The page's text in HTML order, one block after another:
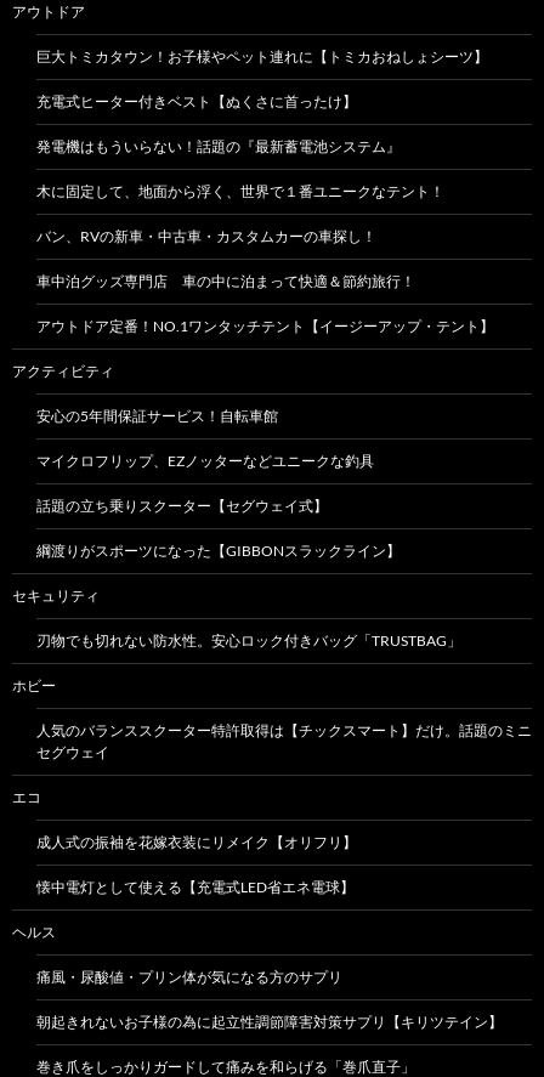
アウトドア
巨大トミカタウン！お子様やペット連れに【トミカおねしょシーツ】
充電式ヒーター付きベスト【ぬくさに首ったけ】
発電機はもういらない！話題の『最新蓄電池システム』
木に固定して、地面から浮く、世界で１番ユニークなテント！
バン、RVの新車・中古車・カスタムカーの車探し！
車中泊グッズ専門店 車の中に泊まって快適＆節約旅行！
アウトドア定番！NO.1ワンタッチテント【イージーアップ・テント】
アクティビティ
安心の5年間保証サービス！自転車館
マイクロフリップ、EZノッターなどユニークな釣具
話題の立ち乗りスクーター【セグウェイ式】
綱渡りがスポーツになった【GIBBONスラックライン】
セキュリティ
刃物でも切れない防水性。安心ロック付きバッグ「TRUSTBAG」
ホビー
人気のバランススクーター特許取得は【チックスマート】だけ。話題のミニ
セグウェイ
エコ
成人式の振袖を花嫁衣装にリメイク【オリフリ】
懐中電灯として使える【充電式LED省エネ電球】
ヘルス
痛風・尿酸値・プリン体が気になる方のサプリ
朝起きれないお子様の為に起立性調節障害対策サプリ【キリツテイン】
巻き爪をしっかりガードして痛みを和らげる「巻爪直子」